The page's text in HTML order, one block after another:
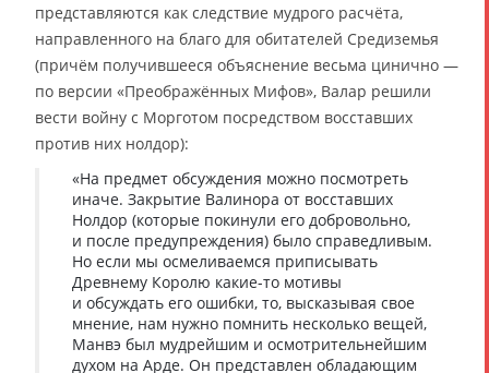
представляются как следствие мудрого расчёта,
направленного на благо для обитателей Средиземья
(причём получившееся объяснение весьма цинично —
по версии «Преображённых Мифов», Валар решили
вести войну с Морготом посредством восставших
против них нолдор):
«На предмет обсуждения можно посмотреть
иначе. Закрытие Валинора от восставших
Нолдор (которые покинули его добровольно,
и после предупреждения) было справедливым.
Но если мы осмеливаемся приписывать
Древнему Королю какие-то мотивы
и обсуждать его ошибки, то, высказывая свое
мнение, нам нужно помнить несколько вещей,
Манвэ был мудрейшим и осмотрительнейшим
духом на Арде. Он представлен обладающим